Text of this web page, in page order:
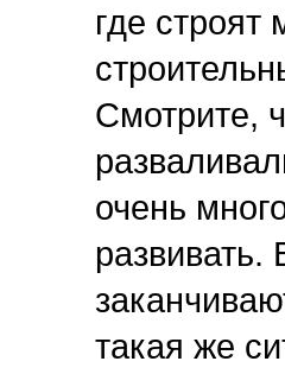
где строят
Смотрите,
очень
такая же